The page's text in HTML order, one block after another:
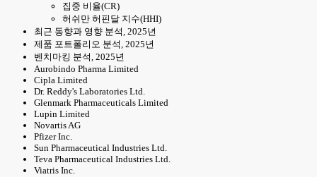
집중 비율(CR)
허쉬만 허핀달 지수(HHI)
최근 동향과 영향 분석, 2025년
제품 포트폴리오 분석, 2025년
벤치마킹 분석, 2025년
Aurobindo Pharma Limited
Cipla Limited
Dr. Reddy's Laboratories Ltd.
Glenmark Pharmaceuticals Limited
Lupin Limited
Novartis AG
Pfizer Inc.
Sun Pharmaceutical Industries Ltd.
Teva Pharmaceutical Industries Ltd.
Viatris Inc.